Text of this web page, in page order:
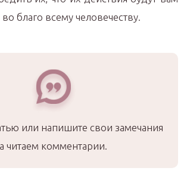
благо всему человечеству.
или напишите свои замечания
читаем комментарии.